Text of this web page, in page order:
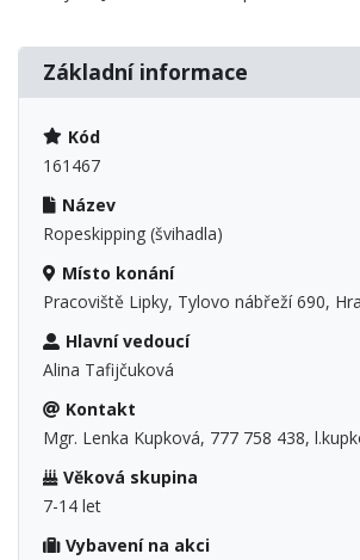
Základní informace
Kód
161467
Název
Ropeskipping (švihadla)
Místo konání
Pracoviště Lipky, Tylovo nábřeží 690,
Hlavní vedoucí
Alina Tafijčuková
Kontakt
Mgr. Lenka Kupková, 777 758 438,
Věková skupina
7-14 let
Vybavení na akci